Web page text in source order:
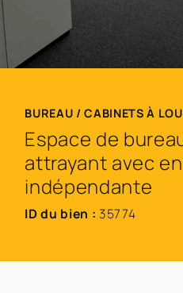
BUREAU / CABINETS À
Espace de
attrayant avec
indépendante
ID du bien : 35774